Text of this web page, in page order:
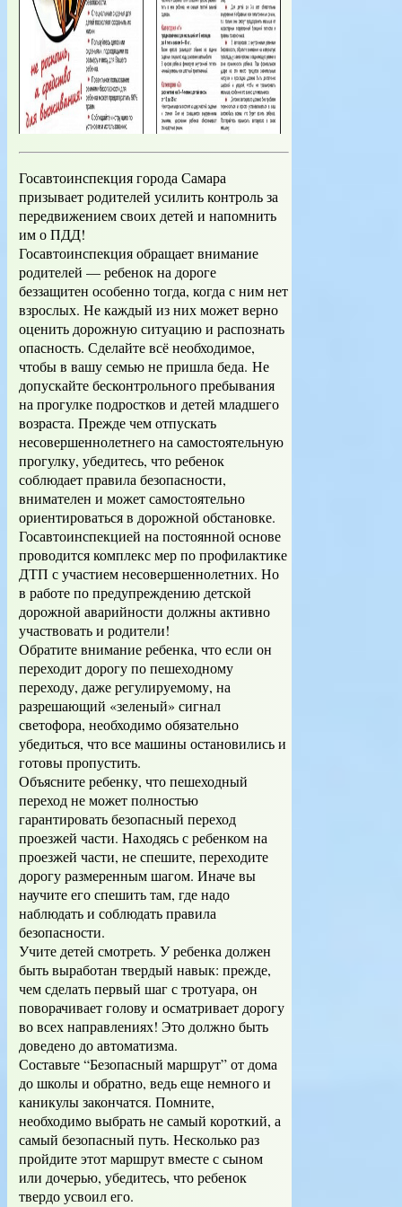
Госавтоинспекция города Самара
призывает родителей усилить контроль за
передвижением своих детей и напомнить
им о ПДД!
Госавтоинспекция обращает внимание
родителей — ребенок на дороге
беззащитен особенно тогда, когда с ним нет
взрослых. Не каждый из них может верно
оценить дорожную ситуацию и распознать
опасность. Сделайте всё необходимое,
чтобы в вашу семью не пришла беда. Не
допускайте бесконтрольного пребывания
на прогулке подростков и детей младшего
возраста. Прежде чем отпускать
несовершеннолетнего на самостоятельную
прогулку, убедитесь, что ребенок
соблюдает правила безопасности,
внимателен и может самостоятельно
ориентироваться в дорожной обстановке.
Госавтоинспекцией на постоянной основе
проводится комплекс мер по профилактике
ДТП с участием несовершеннолетних. Но
в работе по предупреждению детской
дорожной аварийности должны активно
участвовать и родители!
Обратите внимание ребенка, что если он
переходит дорогу по пешеходному
переходу, даже регулируемому, на
разрешающий «зеленый» сигнал
светофора, необходимо обязательно
убедиться, что все машины остановились и
готовы пропустить.
Объясните ребенку, что пешеходный
переход не может полностью
гарантировать безопасный переход
проезжей части. Находясь с ребенком на
проезжей части, не спешите, переходите
дорогу размеренным шагом. Иначе вы
научите его спешить там, где надо
наблюдать и соблюдать правила
безопасности.
Учите детей смотреть. У ребенка должен
быть выработан твердый навык: прежде,
чем сделать первый шаг с тротуара, он
поворачивает голову и осматривает дорогу
во всех направлениях! Это должно быть
доведено до автоматизма.
Составьте “Безопасный маршрут” от дома
до школы и обратно, ведь еще немного и
каникулы закончатся. Помните,
необходимо выбрать не самый короткий, а
самый безопасный путь. Несколько раз
пройдите этот маршрут вместе с сыном
или дочерью, убедитесь, что ребенок
твердо усвоил его.